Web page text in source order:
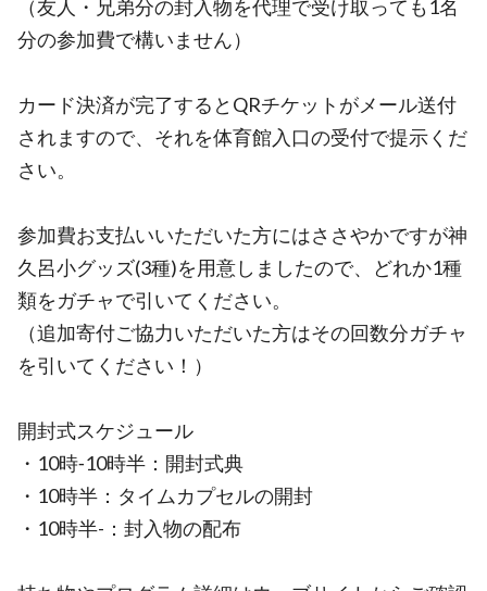
（友人・兄弟分の封入物を代理で受け取っても1名
分の参加費で構いません）
カード決済が完了するとQRチケットがメール送付
されますので、それを体育館入口の受付で提示くだ
さい。
参加費お支払いいただいた方にはささやかですが神
久呂小グッズ(3種)を用意しましたので、どれか1種
類をガチャで引いてください。
（追加寄付ご協力いただいた方はその回数分ガチャ
を引いてください！）
開封式スケジュール
・10時‐10時半：開封式典
・10時半：タイムカプセルの開封
・10時半-：封入物の配布